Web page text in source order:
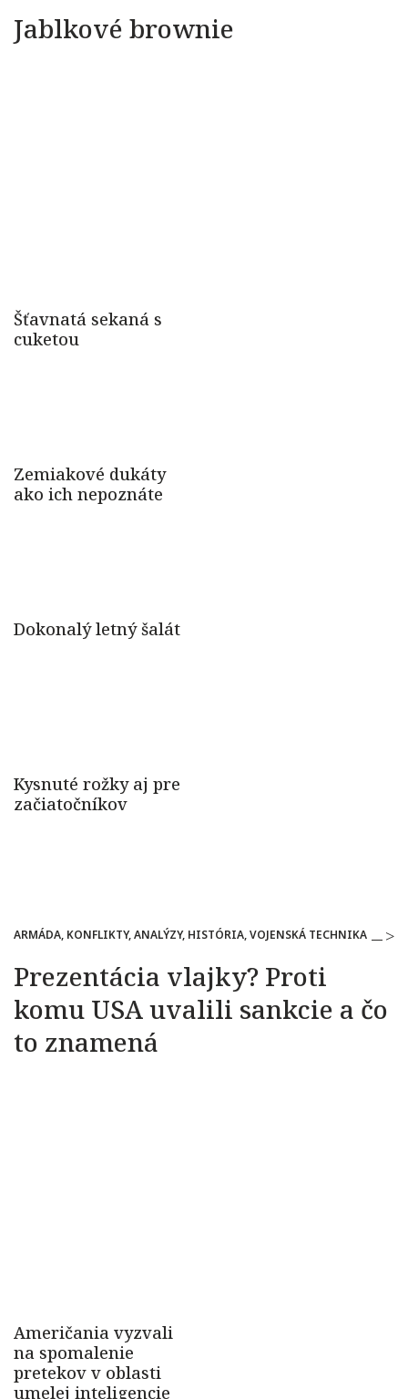
ARMÁDA, KONFLIKTY, ANALÝZY, HISTÓRIA, VOJENSKÁ TECHNIKA